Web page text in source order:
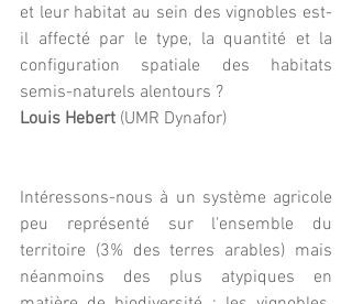
et leur habitat au sein des vignobles est-
il affecté par le type, la quantité et la
configuration spatiale des habitats
semis-naturels alentours ?
Louis Hebert (UMR Dynafor)
Intéressons-nous à un système agricole
peu représenté sur l'ensemble du
territoire (3% des terres arables) mais
néanmoins des plus atypiques en